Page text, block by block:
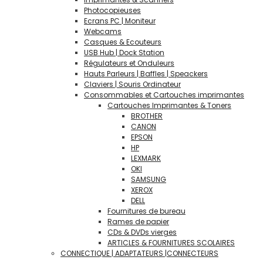
Photocopieuses
Ecrans PC | Moniteur
Webcams
Casques & Ecouteurs
USB Hub | Dock Station
Régulateurs et Onduleurs
Hauts Parleurs | Baffles | Speackers
Claviers | Souris Ordinateur
Consommables et Cartouches imprimantes
Cartouches Imprimantes & Toners
BROTHER
CANON
EPSON
HP
LEXMARK
OKI
SAMSUNG
XEROX
DELL
Fournitures de bureau
Rames de papier
CDs & DVDs vierges
ARTICLES & FOURNITURES SCOLAIRES
CONNECTIQUE | ADAPTATEURS |CONNECTEURS